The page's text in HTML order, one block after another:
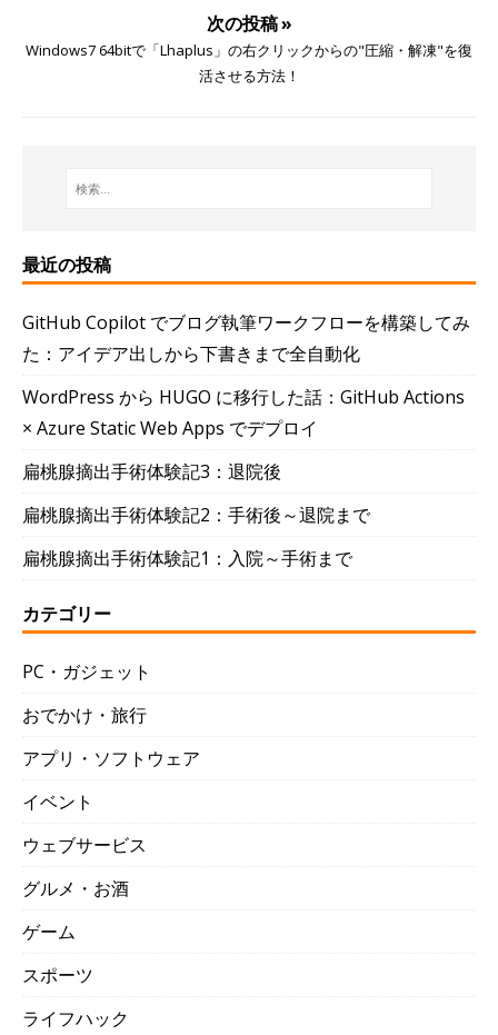
次の投稿 »
Windows7 64bitで「Lhaplus」の右クリックからの"圧縮・解凍"を復
活させる方法！
最近の投稿
GitHub Copilot でブログ執筆ワークフローを構築してみ
た：アイデア出しから下書きまで全自動化
WordPress から HUGO に移行した話：GitHub Actions
× Azure Static Web Apps でデプロイ
扁桃腺摘出手術体験記3：退院後
扁桃腺摘出手術体験記2：手術後～退院まで
扁桃腺摘出手術体験記1：入院～手術まで
カテゴリー
PC・ガジェット
おでかけ・旅行
アプリ・ソフトウェア
イベント
ウェブサービス
グルメ・お酒
ゲーム
スポーツ
ライフハック